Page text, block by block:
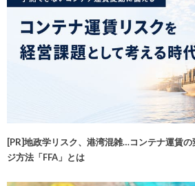
[PR]地政学リスク、港湾混雑…コンテナ運賃
ジ方法「FFA」とは